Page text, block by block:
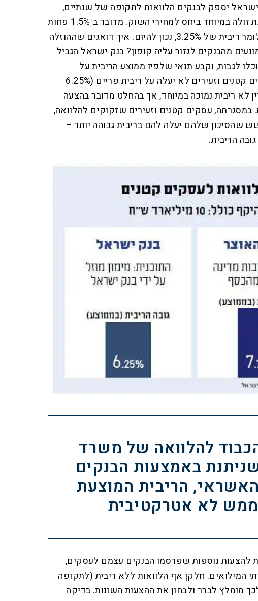
יספק לבנקים הלוואות לתקופה של שנתיים,
בריבית משתנה הנחשבת זולה במיוחד ביחס למחירי השוק. מדובר ב־1.5% פחות
מהריבית המוניטרית, כלומר ריבית של 3.25%, נכון להיום. איך דואגים שההוזלה
מהבנקים לגזור עליה קופון? בנק ישראל הגביל
לגבות, וקבע תנאי שלפיו ממוצע הריבית על
ההלוואות לאותם עסקים קטנים וזעירים לא יעלה על ריבית פריים (6.25%
לא ריבית נמוכה במיוחד, אך בהחלט מדובר בהצעה
במסגרתה, עסקים קטנים וזעירים שזקוקים להלוואה,
שהסיכון שלהם יעלה להם בריבית גבוהה יותר –
הריבית.
להלוואה של משרד
באמצעות הבנקים
הריבית המוצעת
לא אטרקטיבית
להצעות נוספות שפרסמו הבנקים עצמם לעסקים,
המילואים. חלקן אף הלוואות ללא ריבית (לתקופה
מומלץ לברר ולבחון את ההצעות השונות. בדיקה